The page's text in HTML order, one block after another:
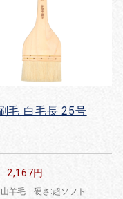
毛 白毛長 25号
2,167円
羊毛 硬さ:超ソフト